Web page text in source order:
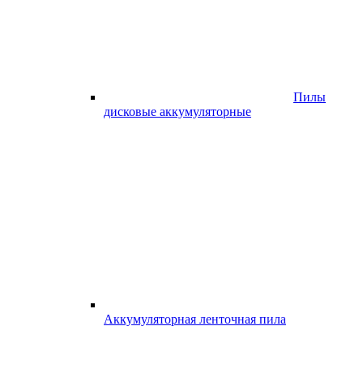
Пилы
дисковые аккумуляторные
Аккумуляторная ленточная пила